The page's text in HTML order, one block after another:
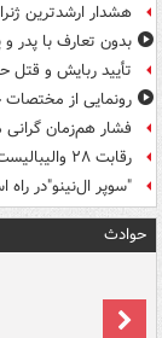
هشدار ارشدترین
بدون تعارف با پدر
تأیید ربایش و قتل
رونمایی از
فشار هم‌زمان گرانی
رقابت ۲۸ والیبالیست برای حضور در فهرست نهایی تیم ملی
"سوپر ال‌نینو"در
حوادث